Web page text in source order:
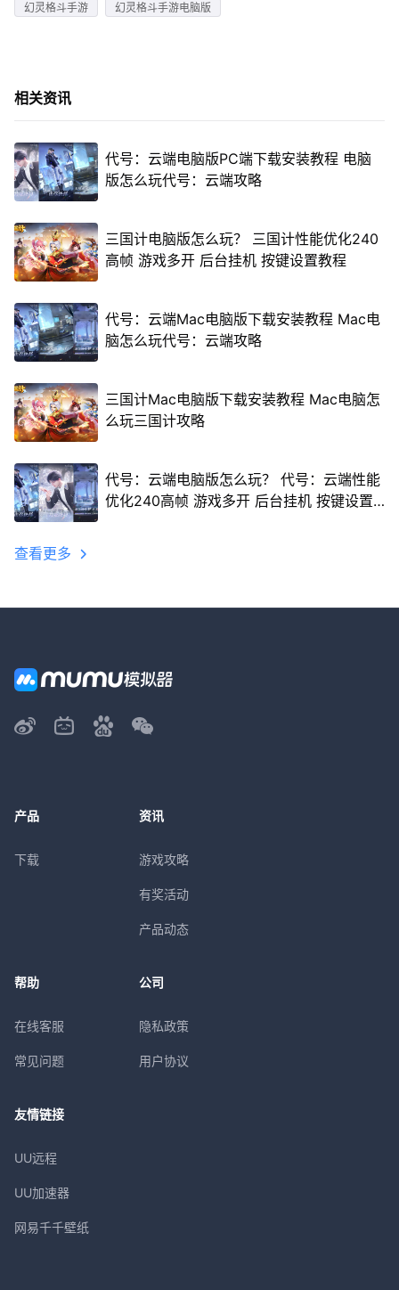
幻灵格斗手游
幻灵格斗手游电脑版
相关资讯
代号：云端电脑版PC端下载安装教程 电脑
版怎么玩代号：云端攻略
三国计电脑版怎么玩？ 三国计性能优化240
高帧 游戏多开 后台挂机 按键设置教程
代号：云端Mac电脑版下载安装教程 Mac电
脑怎么玩代号：云端攻略
三国计Mac电脑版下载安装教程 Mac电脑怎
么玩三国计攻略
代号：云端电脑版怎么玩？ 代号：云端性能
优化240高帧 游戏多开 后台挂机 按键设置
查看更多
产品
下载
资讯
游戏攻略
有奖活动
产品动态
帮助
在线客服
常见问题
公司
隐私政策
用户协议
友情链接
UU远程
UU加速器
网易千千壁纸